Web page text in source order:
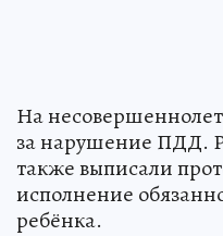
На
за нарушение ПДД.
также выписали
исполнение
ребёнка.